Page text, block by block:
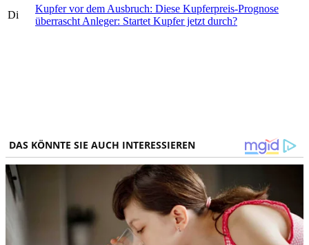
Di
Kupfer vor dem Ausbruch: Diese Kupferpreis-Prognose
überrascht Anleger: Startet Kupfer jetzt durch?